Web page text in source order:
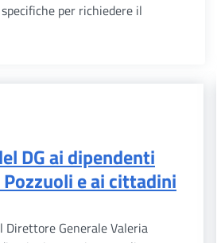
per richiedere il
DG ai dipendenti
e ai cittadini
Direttore Generale Valeria